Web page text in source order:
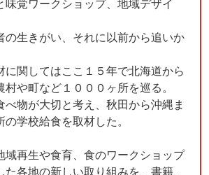
の生きがい、それに以前から追いか
に関してはここ１５年で北海道から
や町など１０００ヶ所を巡る。
べ物が大切と考え、秋田から沖縄ま
学校給食を取材した。
域再生や食育、食のワークショップ
各地の新しい取り組みを、書籍、